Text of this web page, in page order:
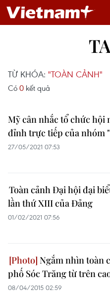
TỪ KHÓA: "TOÀN CẢNH"
Có 0 kết quả
Mỹ cân nhắc tổ chức hội
đỉnh trực tiếp của nhóm
27/05/2021 07:53
Toàn cảnh Đại hội đại
lần thứ XIII của Đảng
01/02/2021 07:56
Ngắm nhìn toàn
phố Sóc Trăng từ trên
08/04/2015 02:59